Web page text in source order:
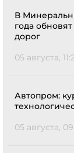
В
года
дорог
05 августа,
Автопром:
05 августа,